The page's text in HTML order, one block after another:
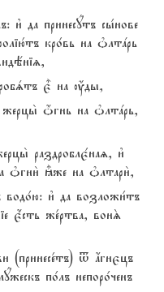
и3 да принесyтъ сы1нове
кро1вь на nлтaрь
є5 на ќды,
жерцы2 џгнь на nлтaрь,
раздроблє1наz, и3
nгни2 ±же на nлтари2,
и3 да возложи1тъ
є4сть же1ртва, вонS
(принесе1тъ) t ѓгнєцъ
по1лъ непоро1ченъ